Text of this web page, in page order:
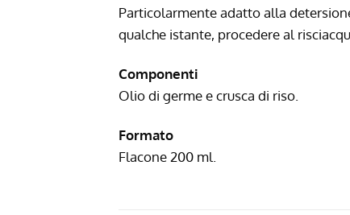
Particolarmente adatto alla
qualche istante, procedere al
Componenti
Olio di germe e crusca di riso.
Formato
Flacone 200 ml.